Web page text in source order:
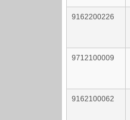
9162200226
9712100009
9162100062